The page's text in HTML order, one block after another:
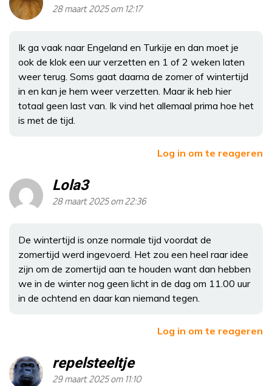
28 maart 2025 om 12:17
Ik ga vaak naar Engeland en Turkije en dan moet je
ook de klok een uur verzetten en 1 of 2 weken laten
weer terug. Soms gaat daarna de zomer of wintertijd
in en kan je hem weer verzetten. Maar ik heb hier
totaal geen last van. Ik vind het allemaal prima hoe het
is met de tijd.
Log in om te reageren
Lola3
28 maart 2025 om 22:36
De wintertijd is onze normale tijd voordat de
zomertijd werd ingevoerd. Het zou een heel raar idee
zijn om de zomertijd aan te houden want dan hebben
we in de winter nog geen licht in de dag om 11.00 uur
in de ochtend en daar kan niemand tegen.
Log in om te reageren
repelsteeltje
29 maart 2025 om 11:10